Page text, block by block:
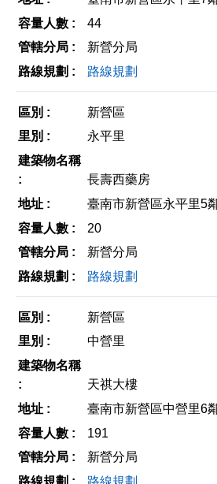
44
新營分局
路線規劃
新營區
永平里
長壽西藥房
臺南市新營區永平里5
20
新營分局
路線規劃
新營區
中營里
天祺大樓
臺南市新營區中營里6
191
新營分局
路線規劃